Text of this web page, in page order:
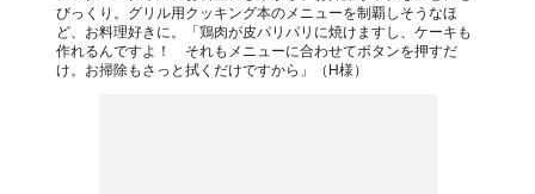
びっくり。グリル用クッキング本のメニューを制覇しそうなほ
ど、お料理好きに。「鶏肉が皮パリパリに焼けますし、ケーキも
作れるんですよ！ それもメニューに合わせてボタンを押すだ
け。お掃除もさっと拭くだけですから」（H様）